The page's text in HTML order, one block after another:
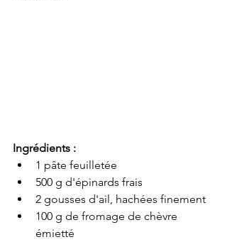
Ingrédients :
1 pâte feuilletée
500 g d'épinards frais
2 gousses d'ail, hachées finement
100 g de fromage de chèvre
émietté